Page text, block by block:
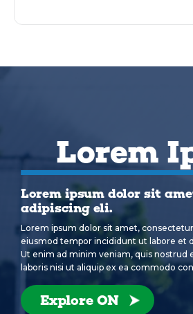
Lorem
Lorem ipsum dolor sit
adipiscing eli.
Lorem ipsum dolor sit amet,
eiusmod tempor incididunt ut labore et
Ut enim ad minim veniam, quis nostrud
laboris nisi ut aliquip ex ea commodo
Explore ON